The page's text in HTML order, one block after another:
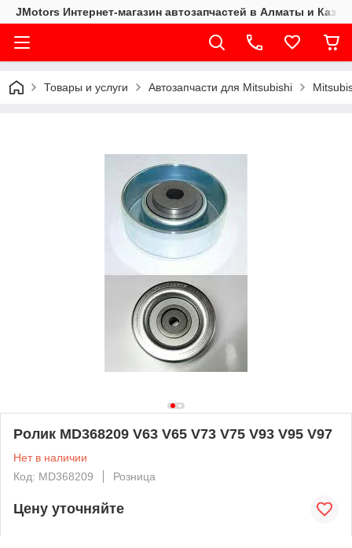
JMotors Интернет-магазин автозапчастей в Алматы и
Товары и услуги Автозапчасти для Mitsubishi
Ролик MD368209 V63 V65 V73 V75 V93 V95 V97
Нет в наличии
Код: MD368209
Розница
Цену уточняйте